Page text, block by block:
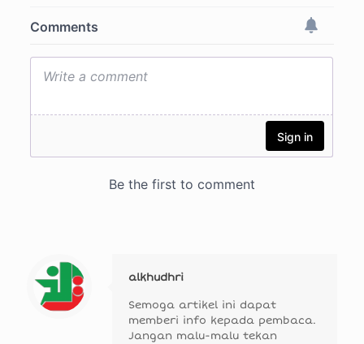
alkhudhri
Semoga artikel ini dapat
memberi info kepada pembaca.
Jangan malu-malu tekan